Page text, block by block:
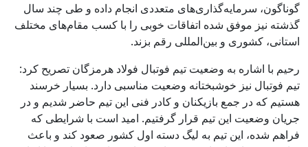
گوناگون، سرمایه‌گذاری‌های متعددی انجام داده و طی چند سال
گذشته نیز موفق شده اتفاقات خوبی را با کسب مقام‌های مختلف
استانی، کشوری و بین‌المللی رقم بزند.
رحیم با اشاره به وضعیت تیم فوتبال فولاد هرمزگان تصریح کرد:
تیم فوتبال نیز خوشبختانه وضعیت مناسبی دارد. بسیار خرسند
هستیم که در جمع بازیکنان و کادر فنی این تیم حاضر شدیم و در
جریان وضعیت این تیم قرار گرفتیم. امید است با شرایطی که
فراهم شده، این تیم به لیگ دسته اول کشور صعود کند و باعث